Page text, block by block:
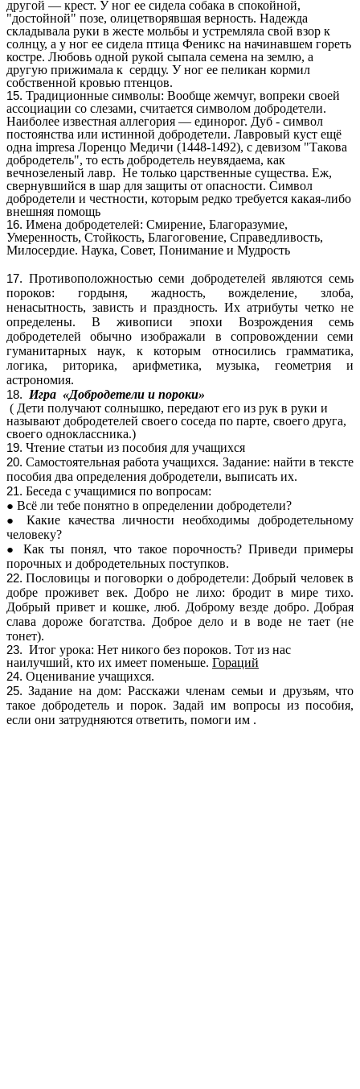
другой — крест. У ног ее сидела собака в спокойной,
"достойной" позе, олицетворявшая верность. Надежда
складывала руки в жесте мольбы и устремляла свой взор к
солнцу, а у ног ее сидела птица Феникс на начинавшем гореть
костре. Любовь одной рукой сыпала семена на землю, а
другую прижимала к сердцу. У ног ее пеликан кормил
собственной кровью птенцов.
Традиционные символы: Вообще жемчуг, вопреки своей
ассоциации со слезами, считается символом добродетели.
Наиболее известная аллегория — единорог. Дуб - символ
постоянства или истинной добродетели. Лавровый куст ещё
одна impresa Лоренцо Медичи (1448-1492), с девизом "Такова
добродетель", то есть добродетель неувядаема, как
вечнозеленый лавр. Не только царственные существа. Еж,
свернувшийся в шар для защиты от опасности. Символ
добродетели и честности, которым редко требуется какая-либо
внешняя помощь
Имена добродетелей: Смирение, Благоразумие,
Умеренность, Стойкость, Благоговение, Справедливость,
Милосердие. Наука, Совет, Понимание и Мудрость
Противоположностью семи добродетелей являются семь
пороков: гордыня, жадность, вожделение, злоба,
ненасытность, зависть и праздность. Их атрибуты четко не
определены. В живописи эпохи Возрождения семь
добродетелей обычно изображали в сопровождении семи
гуманитарных наук, к которым относились грамматика,
логика, риторика, арифметика, музыка, геометрия и
астрономия.
Игра «Добродетели и пороки»
( Дети получают солнышко, передают его из рук в руки и
называют добродетелей своего соседа по парте, своего друга,
своего одноклассника.)
Чтение статьи из пособия для учащихся
Самостоятельная работа учащихся. Задание: найти в тексте
пособия два определения добродетели, выписать их.
Беседа с учащимися по вопросам:
Всё ли тебе понятно в определении добродетели?
Какие качества личности необходимы добродетельному
человеку?
Как ты понял, что такое порочность? Приведи примеры
порочных и добродетельных поступков.
Пословицы и поговорки о добродетели: Добрый человек в
добре проживет век. Добро не лихо: бродит в мире тихо.
Добрый привет и кошке, люб. Доброму везде добро. Добрая
слава дороже богатства. Доброе дело и в воде не тает (не
тонет).
Итог урока: Нет никого без пороков. Тот из нас
наилучший, кто их имеет поменьше. Гораций
Оценивание учащихся.
Задание на дом: Расскажи членам семьи и друзьям, что
такое добродетель и порок. Задай им вопросы из пособия,
если они затрудняются ответить, помоги им .